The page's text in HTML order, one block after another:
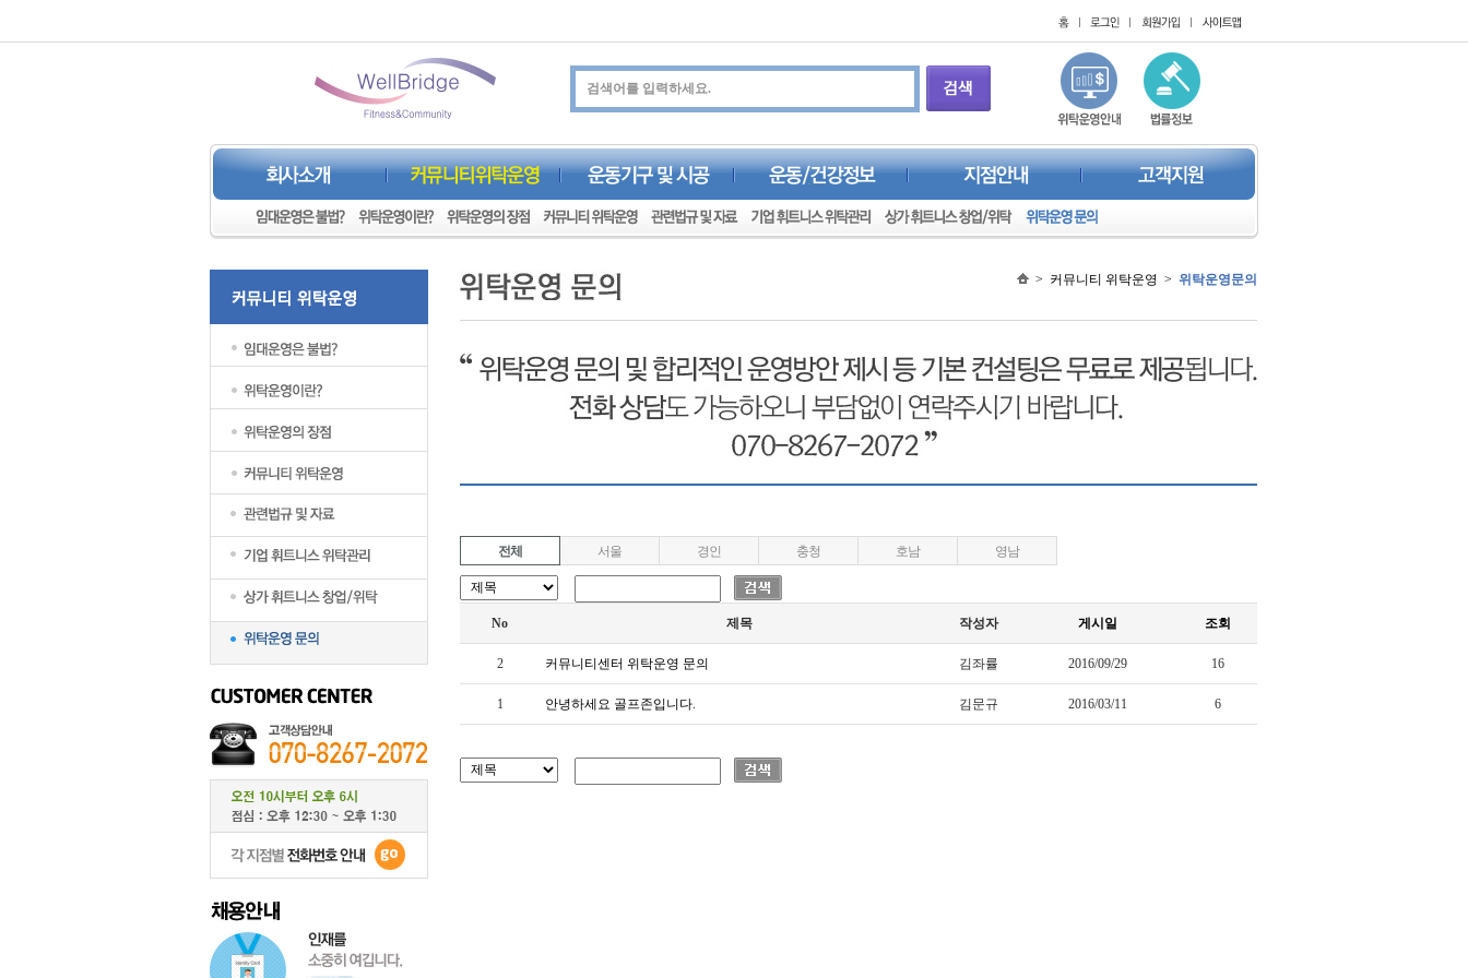
> 커뮤니티 위탁운영 > 위탁운영문의
전체 서울 경인 충청 호남 영남
No 제목 작성자 게시일 조회
2 커뮤니티센터 위탁운영 문의 김좌률 2016/09/29 16
1 안녕하세요 골프존입니다. 김문규 2016/03/11 6